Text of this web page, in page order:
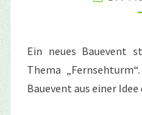
Ein neues Bauevent
Thema
Bauevent aus einer